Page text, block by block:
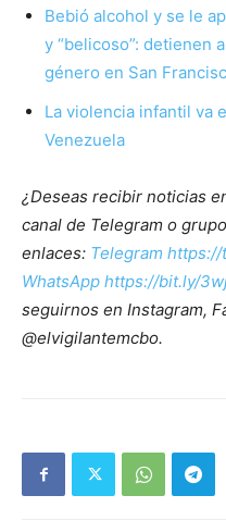
Bebió alcohol y se le
y “belicoso”: detienen
género en San
La violencia infantil va
Venezuela
¿Deseas recibir noticias
canal de Telegram o
enlaces: Telegram
WhatsApp https://bit.ly/
seguirnos en Instagram,
@elvigilantemcbo.